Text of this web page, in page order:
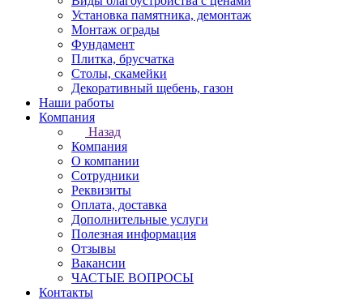
Установка памятника, демонтаж
Монтаж ограды
Фундамент
Плитка, брусчатка
Столы, скамейки
Декоративный щебень, газон
Наши работы
Компания
Назад
Компания
О компании
Сотрудники
Реквизиты
Оплата, доставка
Дополнительные услуги
Полезная информация
Отзывы
Вакансии
ЧАСТЫЕ ВОПРОСЫ
Контакты